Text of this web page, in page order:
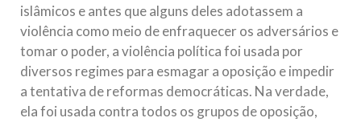
islâmicos e antes que alguns deles adotassem a
violência como meio de enfraquecer os adversários e
tomar o poder, a violência política foi usada por
diversos regimes para esmagar a oposição e impedir
a tentativa de reformas democráticas. Na verdade,
ela foi usada contra todos os grupos de oposição,